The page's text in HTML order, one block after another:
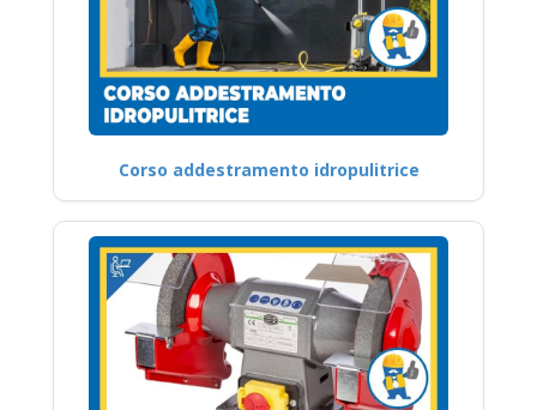
Corso addestramento idropulitrice